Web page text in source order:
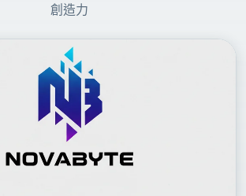
創造力